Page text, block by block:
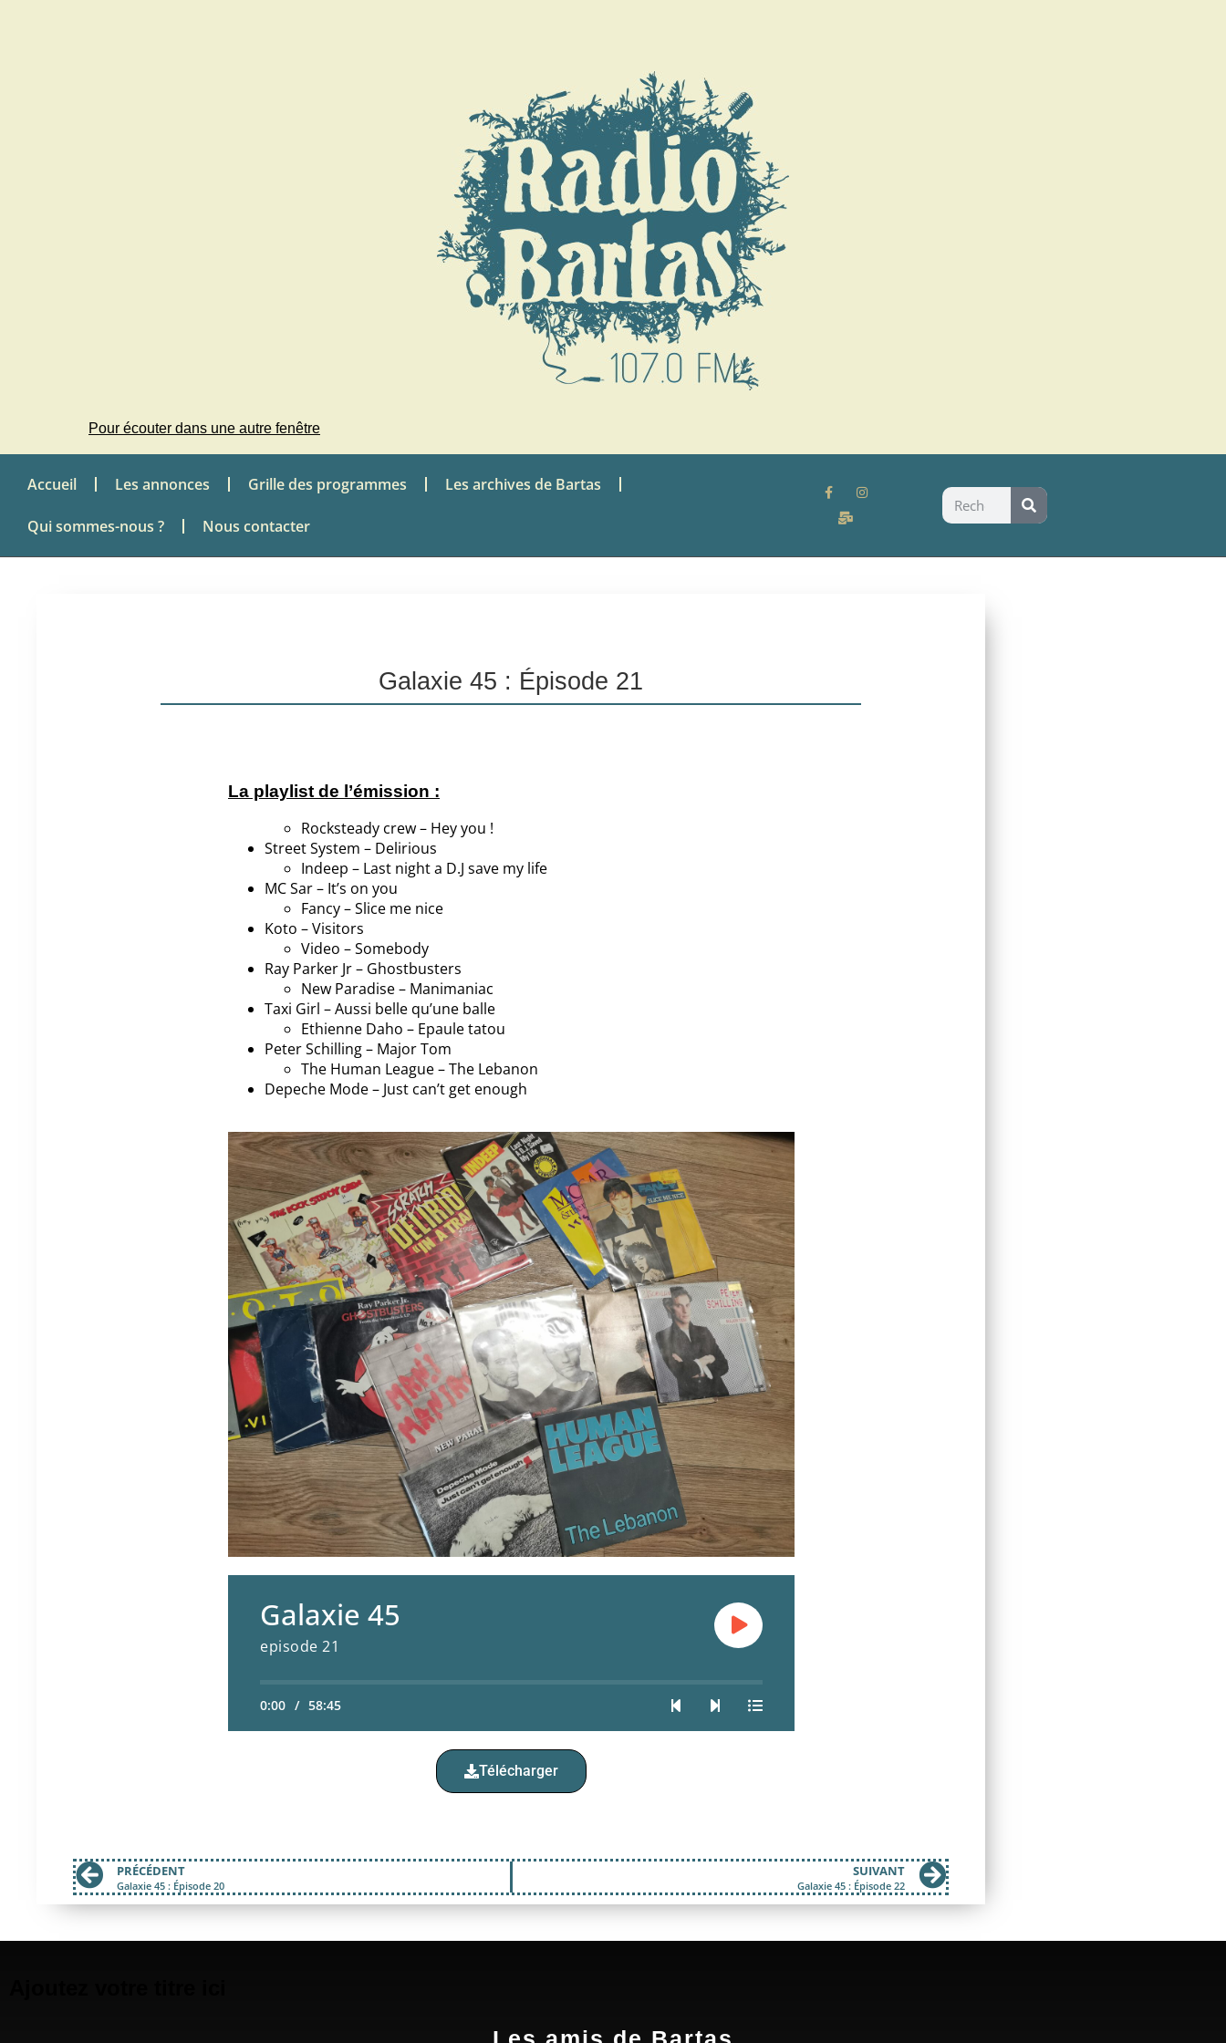
Pour écouter dans une autre fenêtre
Accueil Les annonces Grille des programmes Les archives de Bartas
Qui sommes-nous ? Nous contacter
Galaxie 45 : Épisode 21
La playlist de l’émission :
Rocksteady crew – Hey you !
Street System – Delirious
Indeep – Last night a D.J save my life
MC Sar – It’s on you
Fancy – Slice me nice
Koto – Visitors
Video – Somebody
Ray Parker Jr – Ghostbusters
New Paradise – Manimaniac
Taxi Girl – Aussi belle qu’une balle
Ethienne Daho – Epaule tatou
Peter Schilling – Major Tom
The Human League – The Lebanon
Depeche Mode – Just can’t get enough
Galaxie 45
episode 21
0:00 / 58:45
Télécharger
PRÉCÉDENT
Galaxie 45 : Épisode 20
SUIVANT
Galaxie 45 : Épisode 22